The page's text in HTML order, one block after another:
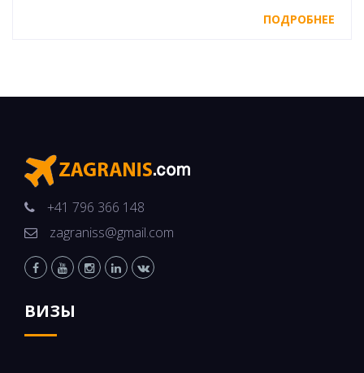
ПОДРОБНЕЕ
+41 796 366 148
zagraniss@gmail.com
ВИЗЫ